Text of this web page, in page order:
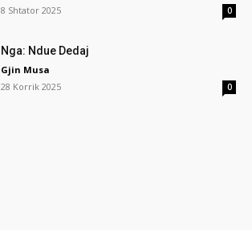
8 Shtator 2025
0
Nga: Ndue Dedaj
Gjin Musa
28 Korrik 2025
0